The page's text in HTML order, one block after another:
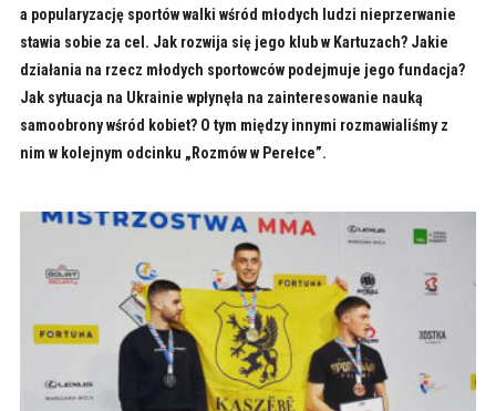
a popularyzację sportów walki wśród młodych ludzi nieprzerwanie
stawia sobie za cel. Jak rozwija się jego klub w Kartuzach? Jakie
działania na rzecz młodych sportowców podejmuje jego fundacja?
Jak sytuacja na Ukrainie wpłynęła na zainteresowanie nauką
samoobrony wśród kobiet? O tym między innymi rozmawialiśmy z
nim w kolejnym odcinku „Rozmów w Perełce”.